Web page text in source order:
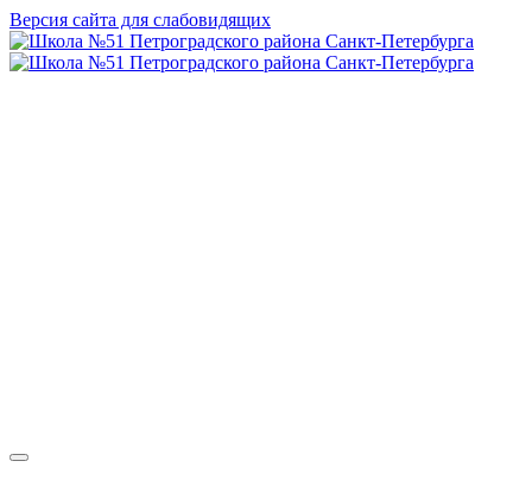
Версия сайта для слабовидящих